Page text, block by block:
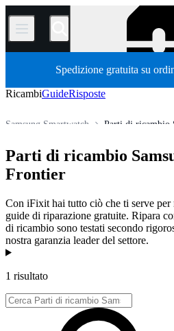
/
Spedizione gratuita su
RicambiGuideRisposte
Parti di ricambio
Samsung Smartwatch
Tutti i ricambi
Store
Parti di ricambio
Frontier
Con iFixit hai tutto ciò che ti serve per
guide di riparazione gratuite. Ripara
di ricambio sono testati secondo
nostra garanzia leader del settore.
Prodotti
1 risultato